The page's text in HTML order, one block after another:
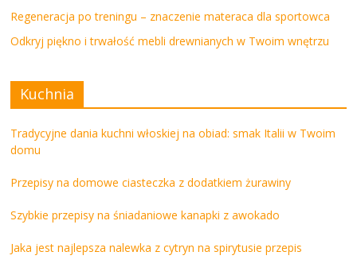
Regeneracja po treningu – znaczenie materaca dla sportowca
Odkryj piękno i trwałość mebli drewnianych w Twoim wnętrzu
Kuchnia
Tradycyjne dania kuchni włoskiej na obiad: smak Italii w Twoim
domu
Przepisy na domowe ciasteczka z dodatkiem żurawiny
Szybkie przepisy na śniadaniowe kanapki z awokado
Jaka jest najlepsza nalewka z cytryn na spirytusie przepis